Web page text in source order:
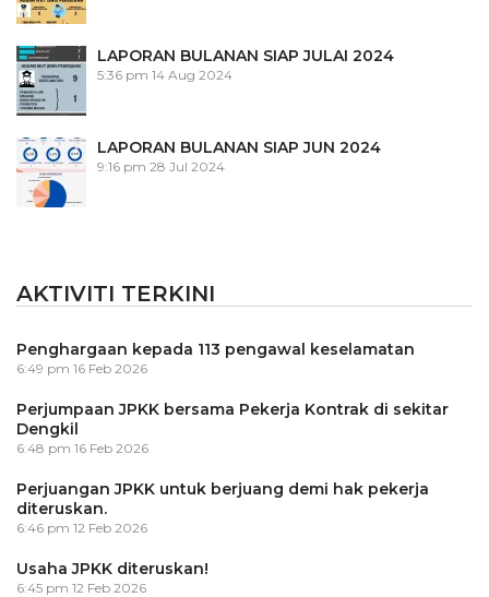
LAPORAN BULANAN SIAP JULAI 2024
5:36 pm 14 Aug 2024
LAPORAN BULANAN SIAP JUN 2024
9:16 pm 28 Jul 2024
AKTIVITI TERKINI
Penghargaan kepada 113 pengawal keselamatan
6:49 pm 16 Feb 2026
Perjumpaan JPKK bersama Pekerja Kontrak di sekitar
Dengkil
6:48 pm 16 Feb 2026
Perjuangan JPKK untuk berjuang demi hak pekerja
diteruskan.
6:46 pm 12 Feb 2026
Usaha JPKK diteruskan!
6:45 pm 12 Feb 2026